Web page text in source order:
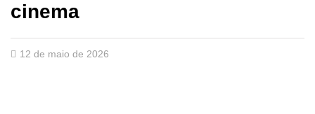
cinema
12 de maio de 2026